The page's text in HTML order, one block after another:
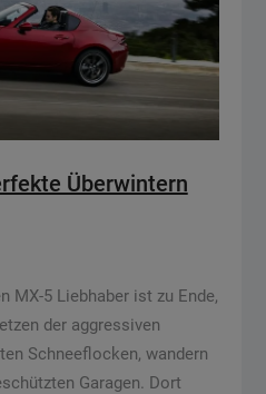
Überwintern
MX-5 Liebhaber ist zu Ende,
der aggressiven
Schneeflocken, wandern
Garagen. Dort